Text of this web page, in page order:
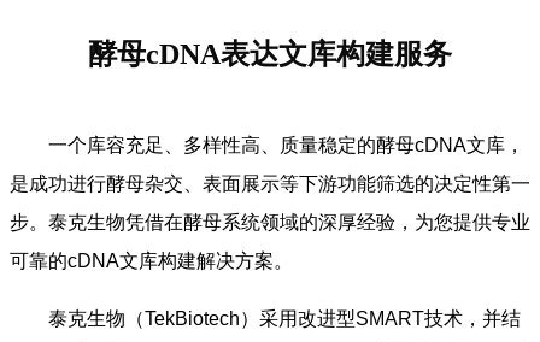
酵母cDNA表达文库构建服务
一个库容充足、多样性高、质量稳定的酵母cDNA文库，
是成功进行酵母杂交、表面展示等下游功能筛选的决定性第一
步。泰克生物凭借在酵母系统领域的深厚经验，为您提供专业
可靠的cDNA文库构建解决方案。
泰克生物（TekBiotech）采用改进型SMART技术，并结